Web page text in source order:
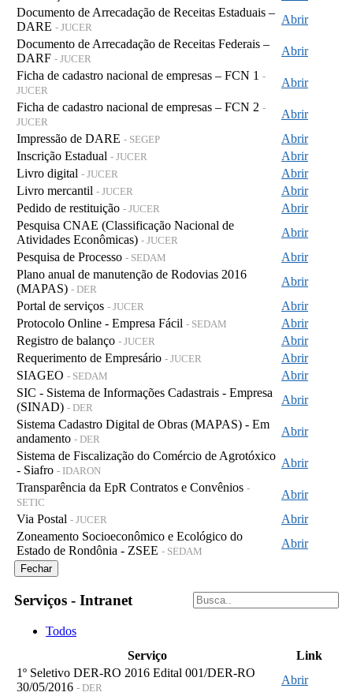
Documento de Arrecadação de Receitas Estaduais –
DARE - JUCER
Abrir
Documento de Arrecadação de Receitas Federais –
DARF - JUCER
Abrir
Ficha de cadastro nacional de empresas – FCN 1 -
JUCER
Abrir
Ficha de cadastro nacional de empresas – FCN 2 -
JUCER
Abrir
Impressão de DARE - SEGEP
Abrir
Inscrição Estadual - JUCER
Abrir
Livro digital - JUCER
Abrir
Livro mercantil - JUCER
Abrir
Pedido de restituição - JUCER
Abrir
Pesquisa CNAE (Classificação Nacional de
Atividades Econômicas) - JUCER
Abrir
Pesquisa de Processo - SEDAM
Abrir
Plano anual de manutenção de Rodovias 2016
(MAPAS) - DER
Abrir
Portal de serviços - JUCER
Abrir
Protocolo Online - Empresa Fácil - SEDAM
Abrir
Registro de balanço - JUCER
Abrir
Requerimento de Empresário - JUCER
Abrir
SIAGEO - SEDAM
Abrir
SIC - Sistema de Informações Cadastrais - Empresa
(SINAD) - DER
Abrir
Sistema Cadastro Digital de Obras (MAPAS) - Em
andamento - DER
Abrir
Sistema de Fiscalização do Comércio de Agrotóxico
- Siafro - IDARON
Abrir
Transparência da EpR Contratos e Convênios -
SETIC
Abrir
Via Postal - JUCER
Abrir
Zoneamento Socioeconômico e Ecológico do
Estado de Rondônia - ZSEE - SEDAM
Abrir
Fechar
Serviços - Intranet
Todos
Serviço
Link
1º Seletivo DER-RO 2016 Edital 001/DER-RO
30/05/2016 - DER
Abrir